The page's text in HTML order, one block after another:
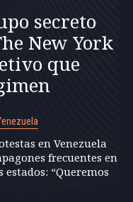
secreto
New York
que
en Venezuela
frecuentes en
estados: “Queremos